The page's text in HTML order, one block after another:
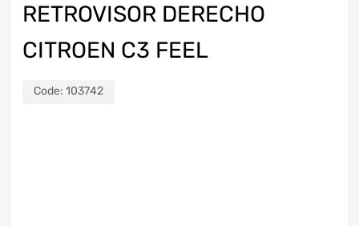
RETROVISOR DERECHO
CITROEN C3 FEEL
Code: 103742